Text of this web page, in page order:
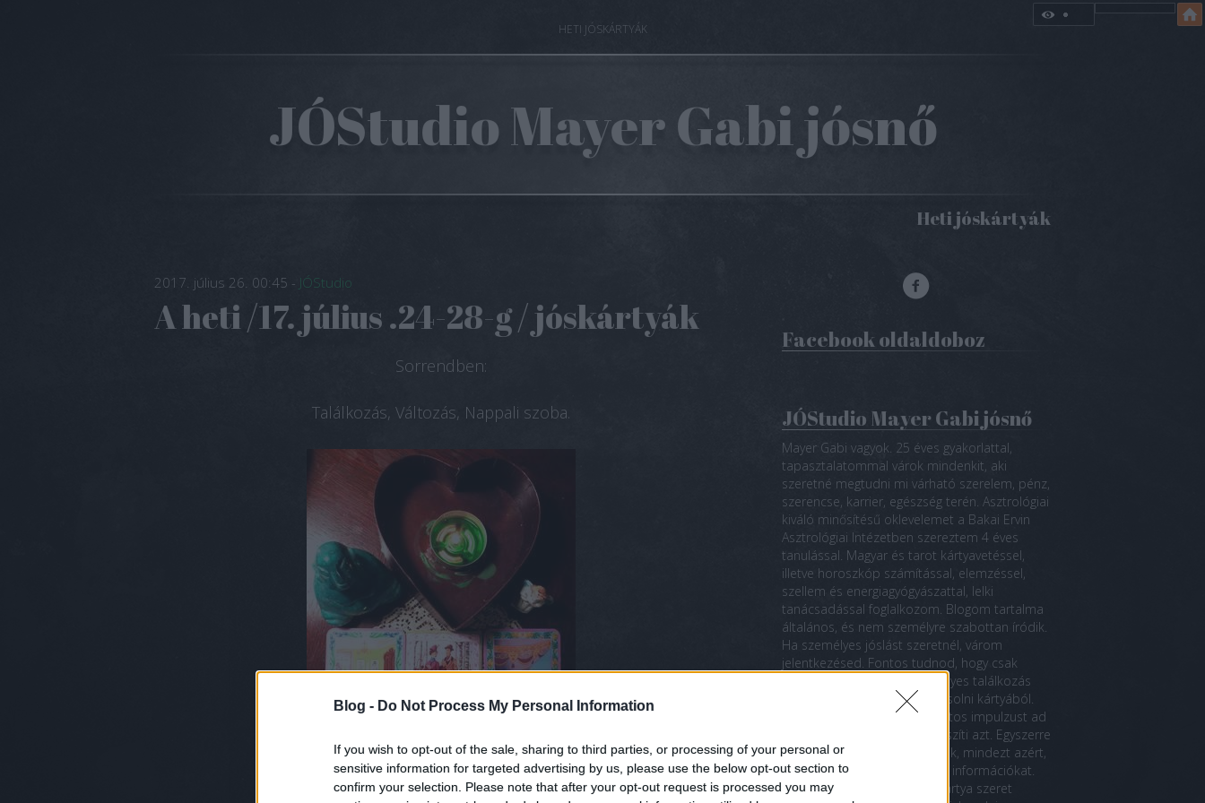
Blog - Do Not Process My Personal Information
If you wish to opt-out of the sale, sharing to third parties, or processing of your personal or
sensitive information for targeted advertising by us, please use the below opt-out section to
confirm your selection. Please note that after your opt-out request is processed you may
HETI JÓSKÁRTYÁK
JÓStudio Mayer Gabi jósnő
Heti jóskártyák
2017. július 26. 00:45 - JÓStudio
A heti /17. július .24-28-g / jóskártyák
Sorrendben:
Találkozás, Változás, Nappali szoba.
Facebook oldaldoboz
JÓStudio Mayer Gabi jósnő
Mayer Gabi vagyok. 25 éves gyakorlattal,
tapasztalatommal várok mindenkit, aki
szeretné megtudni mi várható szerelem, pénz,
szerencse, karrier, egészség terén. Asztrológiai
kiváló minősítésű oklevelemet a Bakai Ervin
Asztrológiai Intézetben szereztem 4 éves
tanulással. Magyar és tarot kártyavetéssel,
illetve horoszkóp számítással, elemzéssel,
szellem és energiagyógyászattal, lelki
tanácsadással foglalkozom. Blogom tartalma
általános, és nem személyre szabottan íródik.
Ha személyes jóslást szeretnél, várom
jelentkezésed. Fontos tudnod, hogy csak
személyesen jósolok. Személyes találkozás
nélkül nem lehet hitelesen jósolni kártyából.
Ilyenkor a jelenlét nagyon fontos impulzust ad
a kártyák jelentéséhez, kiegészíti azt. Egyszerre
4 különböző kártyából jósolok, mindezt azért,
hogy kiszűrjem a nem hiteles információkat.
Mindent meg tudhatunk, a kártya szeret